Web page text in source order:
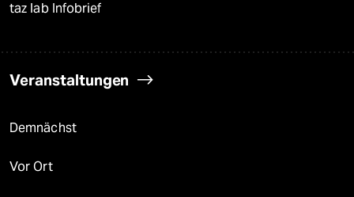
taz lab Infobrief
Veranstaltungen
Demnächst
Vor Ort